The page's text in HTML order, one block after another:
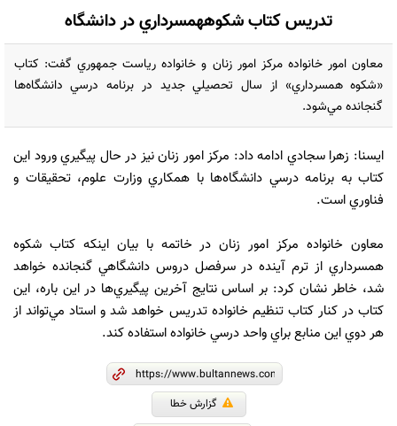
تدريس‌ كتاب شكوه‎همسرداري در دانشگاه
معاون امور خانواده مركز امور زنان و خانواده رياست جمهوري گفت: كتاب
«شكوه همسرداري» از سال تحصيلي جديد در برنامه درسي دانشگاه‌ها
گنجانده مي‌شود.
ايسنا: زهرا سجادي ادامه داد: مركز امور زنان نيز در حال پيگيري ورود اين
كتاب به برنامه درسي دانشگاه‌ها با همكاري وزارت علوم، تحقيقات و
فناوري است.
معاون خانواده مركز امور زنان در خاتمه با بيان اينكه كتاب شكوه
همسرداري از ترم آينده در سرفصل دروس دانشگاهي گنجانده خواهد
شد، خاطر نشان كرد: بر اساس نتايج آخرين پيگيري‌ها در اين باره، ‌اين
كتاب در كنار كتاب تنظيم خانواده تدريس خواهد شد و استاد مي‌تواند از
هر دوي اين منابع براي واحد درسي خانواده استفاده كند.
گزارش خطا